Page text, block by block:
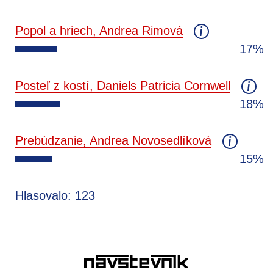
Popol a hriech, Andrea Rimová
17%
Posteľ z kostí, Daniels Patricia Cornwell
18%
Prebúdzanie, Andrea Novosedlíková
15%
Hlasovalo: 123